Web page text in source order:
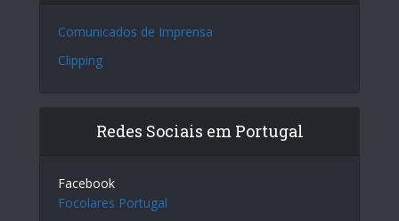
Comunicados de Imprensa
Clipping
Redes Sociais em Portugal
Facebook
Focolares Portugal